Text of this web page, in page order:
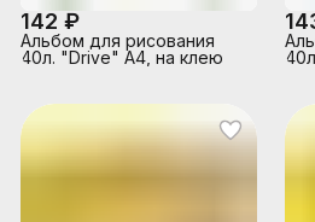
142 ₽
Альбом для рисования
40л. "Drive" А4, на клею